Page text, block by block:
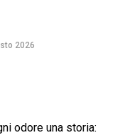
2026
odore una storia: